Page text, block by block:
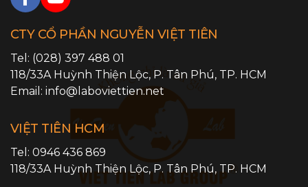
CTY CỔ PHẦN NGUYỄN VIỆT TIÊN
Tel: (028) 397 488 01
118/33A Huỳnh Thiện Lộc, P. Tân Phú, TP. HCM
Email: info@laboviettien.net
VIỆT TIÊN HCM
Tel: 0946 436 869
118/33A Huỳnh Thiện Lộc, P. Tân Phú, TP. HCM